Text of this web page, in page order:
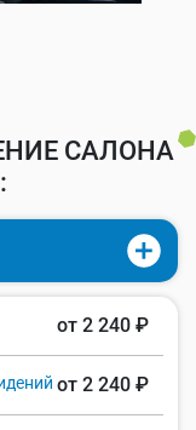
САЛОНА
от 2 240 ₽
от 2 240 ₽